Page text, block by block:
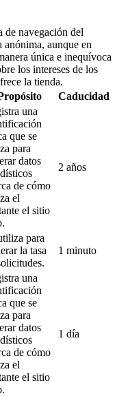
de navegación del
aunque en
única e inequívoca
los intereses de los
la tienda.
Caducidad
una
que se
para
datos
de cómo
el
el sitio
2 años
para
la tasa
1 minuto
una
que se
para
datos
de cómo
el
el sitio
1 día